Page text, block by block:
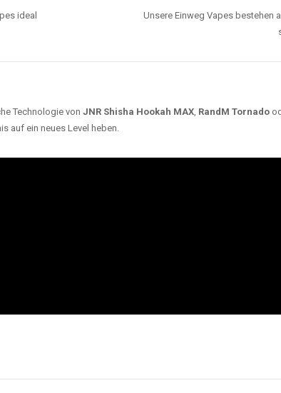
ideal
Unsere Einweg Vapes bestehen
Technologie von JNR Shisha Hookah MAX, RandM Tornado
auf ein neues Level heben.